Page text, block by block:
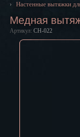
› Настенные вытяжки
Медная
Артикул: CH-022